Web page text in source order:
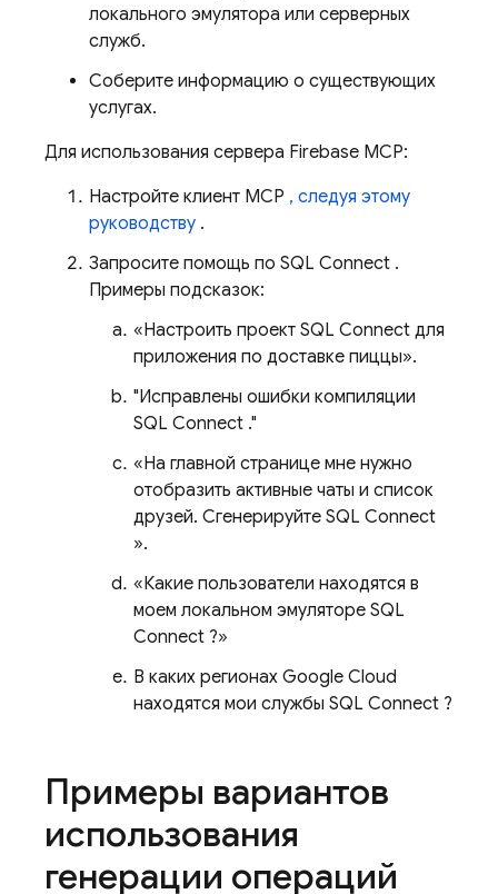
локального эмулятора или серверных
служб.
Соберите информацию о существующих
услугах.
Для использования сервера Firebase MCP:
Настройте клиент MCP , следуя этому
руководству .
Запросите помощь по SQL Connect .
Примеры подсказок:
«Настроить проект SQL Connect для
приложения по доставке пиццы».
"Исправлены ошибки компиляции
SQL Connect ."
«На главной странице мне нужно
отобразить активные чаты и список
друзей. Сгенерируйте SQL Connect
».
«Какие пользователи находятся в
моем локальном эмуляторе SQL
Connect ?»
В каких регионах Google Cloud
находятся мои службы SQL Connect ?
Примеры вариантов
использования
генерации операций